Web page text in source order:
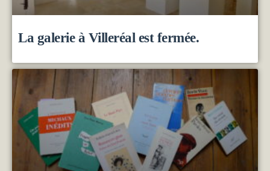
La galerie à Villeréal est fermée.